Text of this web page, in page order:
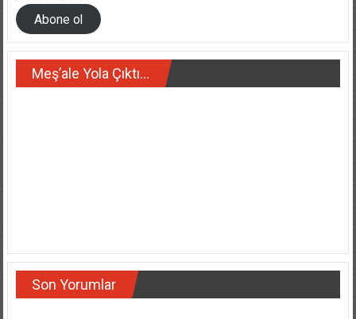
Abone ol
Meş’ale Yola Çıktı…
Son Yorumlar